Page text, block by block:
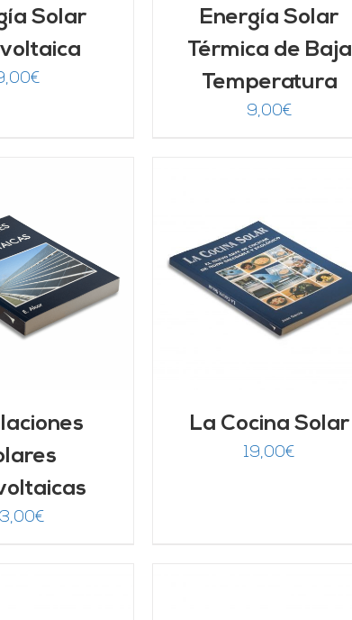
Solar
€
Energía Solar
Térmica de Baja
Temperatura
9,00€
€
AL CARRITO
/
DETALLES
La Cocina Solar
19,00€
AÑADIR AL CARRITO
/
DETALLES